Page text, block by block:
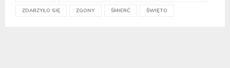
ZDARZYŁO SIĘ ZGONY ŚMIERĆ ŚWIĘTO